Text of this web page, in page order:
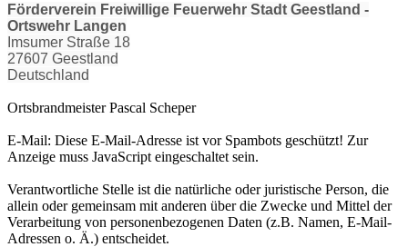
Förderverein Freiwillige Feuerwehr Stadt Geestland -
Ortswehr Langen
Imsumer Straße 18
27607 Geestland
Deutschland
Ortsbrandmeister Pascal Scheper
E-Mail: Diese E-Mail-Adresse ist vor Spambots geschützt! Zur
Anzeige muss JavaScript eingeschaltet sein.
Verantwortliche Stelle ist die natürliche oder juristische Person, die
allein oder gemeinsam mit anderen über die Zwecke und Mittel der
Verarbeitung von personenbezogenen Daten (z.B. Namen, E-Mail-
Adressen o. Ä.) entscheidet.